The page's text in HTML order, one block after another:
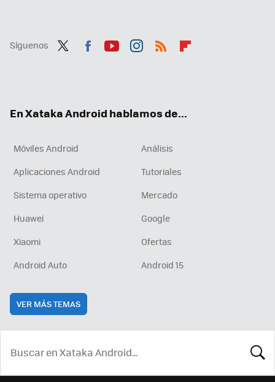
Síguenos
En Xataka Android hablamos de...
Móviles Android
Análisis
Aplicaciones Android
Tutoriales
Sistema operativo
Mercado
Huawei
Google
Xiaomi
Ofertas
Android Auto
Android 15
VER MÁS TEMAS